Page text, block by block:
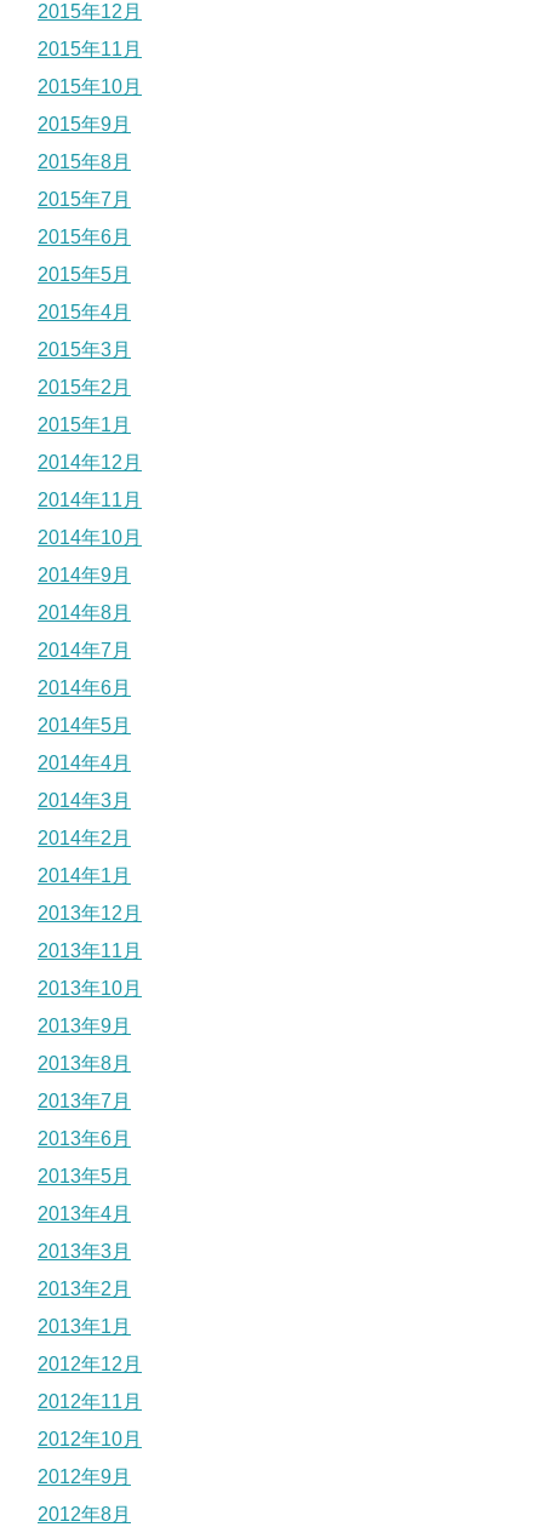
2015年12月
2015年11月
2015年10月
2015年9月
2015年8月
2015年7月
2015年6月
2015年5月
2015年4月
2015年3月
2015年2月
2015年1月
2014年12月
2014年11月
2014年10月
2014年9月
2014年8月
2014年7月
2014年6月
2014年5月
2014年4月
2014年3月
2014年2月
2014年1月
2013年12月
2013年11月
2013年10月
2013年9月
2013年8月
2013年7月
2013年6月
2013年5月
2013年4月
2013年3月
2013年2月
2013年1月
2012年12月
2012年11月
2012年10月
2012年9月
2012年8月